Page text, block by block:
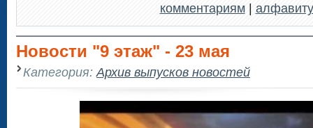
комментариям| алфавиту
Новости "9 этаж" - 23 мая
Категория: Архив выпусков новостей